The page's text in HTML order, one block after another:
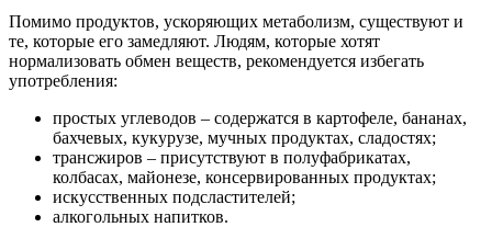
Помимо продуктов, ускоряющих метаболизм, существуют и
те, которые его замедляют. Людям, которые хотят
нормализовать обмен веществ, рекомендуется избегать
употребления:
простых углеводов – содержатся в картофеле, бананах,
бахчевых, кукурузе, мучных продуктах, сладостях;
трансжиров – присутствуют в полуфабрикатах,
колбасах, майонезе, консервированных продуктах;
искусственных подсластителей;
алкогольных напитков.